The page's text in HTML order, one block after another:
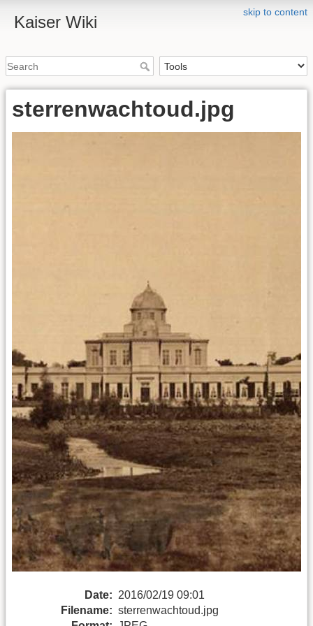
skip to content
Kaiser Wiki
sterrenwachtoud.jpg
Date: 2016/02/19 09:01
Filename: sterrenwachtoud.jpg